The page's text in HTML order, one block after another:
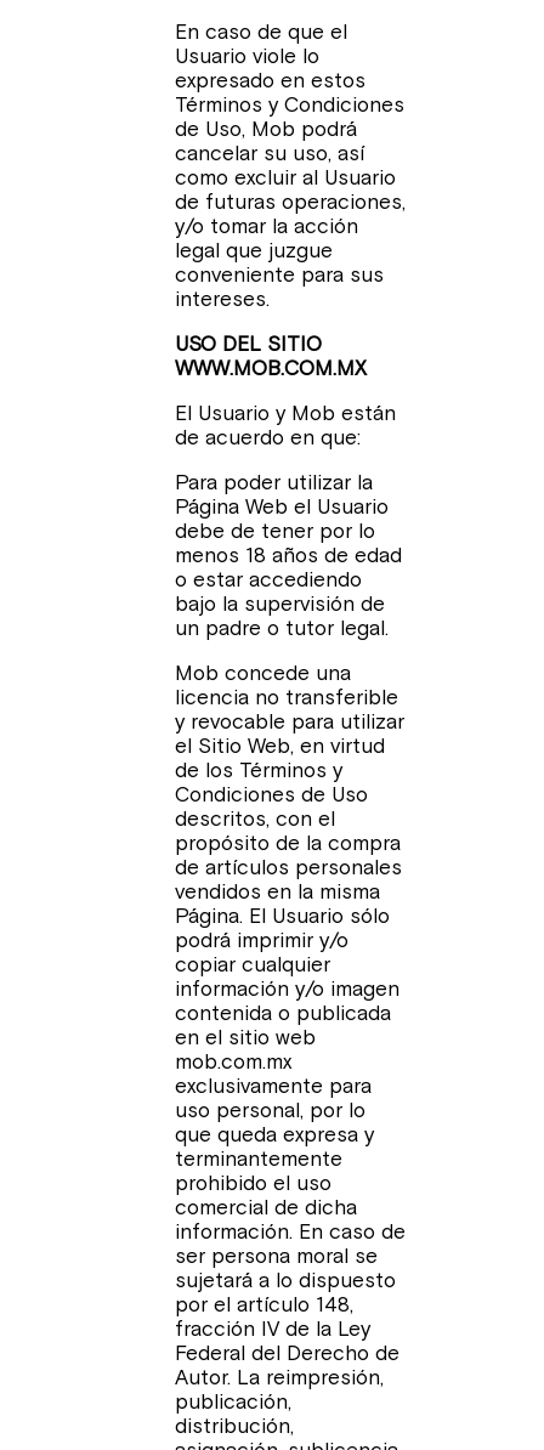
En caso de que el
Usuario viole lo
expresado en estos
Términos y Condiciones
de Uso, Mob podrá
cancelar su uso, así
como excluir al Usuario
de futuras operaciones,
y/o tomar la acción
legal que juzgue
conveniente para sus
intereses.
USO DEL SITIO
WWW.MOB.COM.MX
El Usuario y Mob están
de acuerdo en que:
Para poder utilizar la
Página Web el Usuario
debe de tener por lo
menos 18 años de edad
o estar accediendo
bajo la supervisión de
un padre o tutor legal.
Mob concede una
licencia no transferible
y revocable para utilizar
el Sitio Web, en virtud
de los Términos y
Condiciones de Uso
descritos, con el
propósito de la compra
de artículos personales
vendidos en la misma
Página. El Usuario sólo
podrá imprimir y/o
copiar cualquier
información y/o imagen
contenida o publicada
en el sitio web
mob.com.mx
exclusivamente para
uso personal, por lo
que queda expresa y
terminantemente
prohibido el uso
comercial de dicha
información. En caso de
ser persona moral se
sujetará a lo dispuesto
por el artículo 148,
fracción IV de la Ley
Federal del Derecho de
Autor. La reimpresión,
publicación,
distribución,